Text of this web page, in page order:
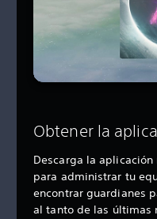
Obtener la
Descarga la
para administrar tu
encontrar guardianes
al tanto de las últimas